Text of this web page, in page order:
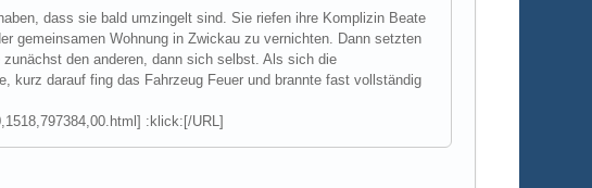
dass sie bald umzingelt sind. Sie riefen ihre Komplizin Beate
gemeinsamen Wohnung in Zwickau zu vernichten. Dann setzten
den anderen, dann sich selbst. Als sich die
kurz darauf fing das Fahrzeug Feuer und brannte fast vollständig
:klick:[/URL]